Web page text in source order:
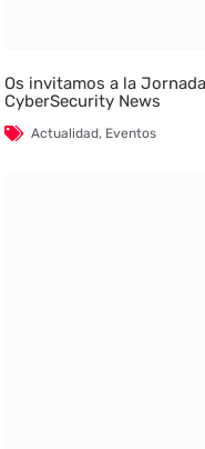
Os invitamos a la
CyberSecurity News
Actualidad, Eventos